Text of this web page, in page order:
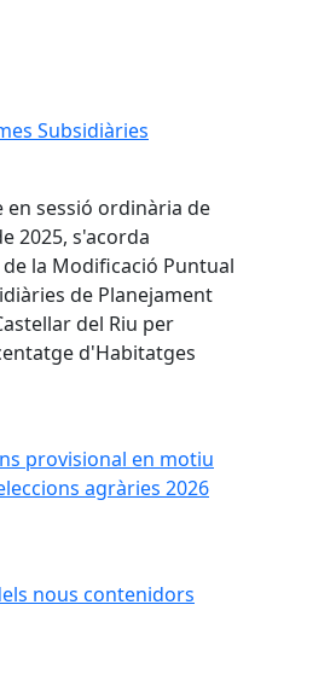
Subsidiàries
en sessió ordinària de
2025, s'acorda
la Modificació Puntual
de Planejament
del Riu per
d'Habitatges
provisional en motiu
agràries 2026
nous contenidors